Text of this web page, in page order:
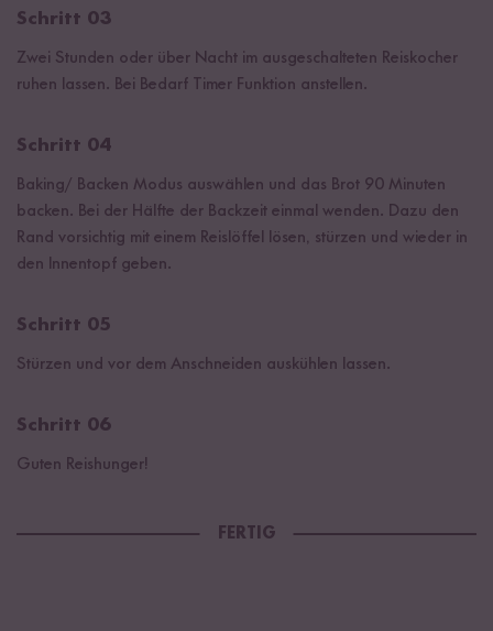
Schritt 03
Zwei Stunden oder über Nacht im ausgeschalteten Reiskocher
ruhen lassen. Bei Bedarf Timer Funktion anstellen.
Schritt 04
Baking/ Backen Modus auswählen und das Brot 90 Minuten
backen. Bei der Hälfte der Backzeit einmal wenden. Dazu den
Rand vorsichtig mit einem Reislöffel lösen, stürzen und wieder in
den Innentopf geben.
Schritt 05
Stürzen und vor dem Anschneiden auskühlen lassen.
Schritt 06
Guten Reishunger!
FERTIG